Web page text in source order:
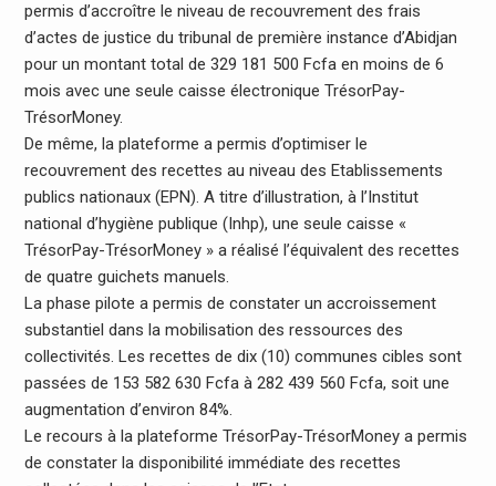
permis d’accroître le niveau de recouvrement des frais
d’actes de justice du tribunal de première instance d’Abidjan
pour un montant total de 329 181 500 Fcfa en moins de 6
mois avec une seule caisse électronique TrésorPay-
TrésorMoney.
De même, la plateforme a permis d’optimiser le
recouvrement des recettes au niveau des Etablissements
publics nationaux (EPN). A titre d’illustration, à l’Institut
national d’hygiène publique (Inhp), une seule caisse «
TrésorPay-TrésorMoney » a réalisé l’équivalent des recettes
de quatre guichets manuels.
La phase pilote a permis de constater un accroissement
substantiel dans la mobilisation des ressources des
collectivités. Les recettes de dix (10) communes cibles sont
passées de 153 582 630 Fcfa à 282 439 560 Fcfa, soit une
augmentation d’environ 84%.
Le recours à la plateforme TrésorPay-TrésorMoney a permis
de constater la disponibilité immédiate des recettes